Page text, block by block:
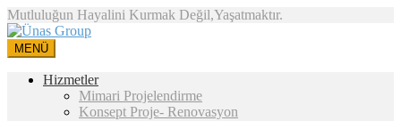
Mutluluğun Hayalini Kurmak Değil,Yaşatmaktır.
MENÜ
Hizmetler
Mimari Projelendirme
Konsept Proje- Renovasyon